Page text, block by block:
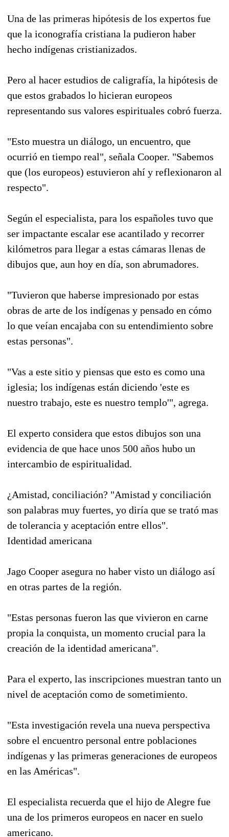
Una de las primeras hipótesis de los expertos fue
que la iconografía cristiana la pudieron haber
hecho indígenas cristianizados.
Pero al hacer estudios de caligrafía, la hipótesis de
que estos grabados lo hicieran europeos
representando sus valores espirituales cobró fuerza.
"Esto muestra un diálogo, un encuentro, que
ocurrió en tiempo real", señala Cooper. "Sabemos
que (los europeos) estuvieron ahí y reflexionaron al
respecto".
Según el especialista, para los españoles tuvo que
ser impactante escalar ese acantilado y recorrer
kilómetros para llegar a estas cámaras llenas de
dibujos que, aun hoy en día, son abrumadores.
"Tuvieron que haberse impresionado por estas
obras de arte de los indígenas y pensado en cómo
lo que veían encajaba con su entendimiento sobre
estas personas".
"Vas a este sitio y piensas que esto es como una
iglesia; los indígenas están diciendo 'este es
nuestro trabajo, este es nuestro templo'", agrega.
El experto considera que estos dibujos son una
evidencia de que hace unos 500 años hubo un
intercambio de espiritualidad.
¿Amistad, conciliación? "Amistad y conciliación
son palabras muy fuertes, yo diría que se trató mas
de tolerancia y aceptación entre ellos".
Identidad americana
Jago Cooper asegura no haber visto un diálogo así
en otras partes de la región.
"Estas personas fueron las que vivieron en carne
propia la conquista, un momento crucial para la
creación de la identidad americana".
Para el experto, las inscripciones muestran tanto un
nivel de aceptación como de sometimiento.
"Esta investigación revela una nueva perspectiva
sobre el encuentro personal entre poblaciones
indígenas y las primeras generaciones de europeos
en las Américas".
El especialista recuerda que el hijo de Alegre fue
una de los primeros europeos en nacer en suelo
americano.